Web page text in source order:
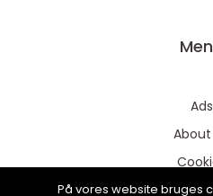
Ads
About
På vores website bruges